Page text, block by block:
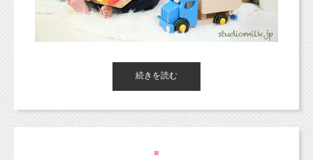
い出しました。
今日もいい天気ですね！！（＾＾）
撮影にきてくれた男の子のお写真です♪
続きを読む
■